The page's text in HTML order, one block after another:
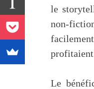
le
non-
profitaient
Le